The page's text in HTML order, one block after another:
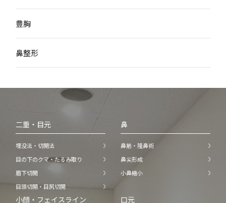
豊胸
鼻整形
二重・目元
埋没法・切開法
目の下のクマ・たるみ取り
眉下切開
目頭切開・目尻切開
鼻
鼻筋・隆鼻術
鼻尖形成
小鼻縮小
小顔・フェイスライン 口元